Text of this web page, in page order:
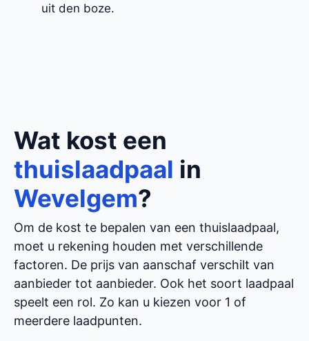
uit den boze.
Wat kost een
thuislaadpaal in
Wevelgem?
Om de kost te bepalen van een thuislaadpaal,
moet u rekening houden met verschillende
factoren. De prijs van aanschaf verschilt van
aanbieder tot aanbieder. Ook het soort laadpaal
speelt een rol. Zo kan u kiezen voor 1 of
meerdere laadpunten.